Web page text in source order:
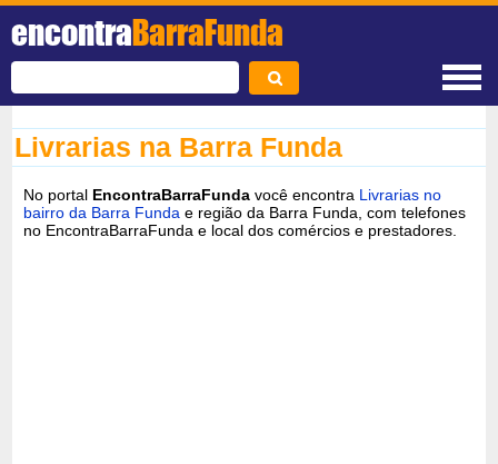
encontraBarraFunda
Livrarias na Barra Funda
No portal EncontraBarraFunda você encontra Livrarias no
bairro da Barra Funda e região da Barra Funda, com telefones
no EncontraBarraFunda e local dos comércios e prestadores.